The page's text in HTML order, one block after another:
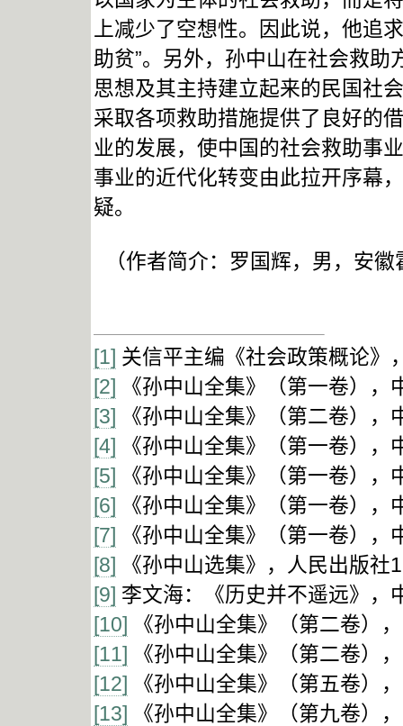
上减少了空想性。因此说，他追
助贫”。另外，孙中山在社会救
思想及其主持建立起来的民国社
采取各项救助措施提供了良好的
业的发展，使中国的社会救助事
事业的近代化转变由此拉开序幕
疑。
（作者简介：罗国辉，男，安
[1] 关信平主编《社会政策概论》
[2] 《孙中山全集》（第一卷）
[3] 《孙中山全集》（第二卷）
[4] 《孙中山全集》（第一卷）
[5] 《孙中山全集》（第一卷）
[6] 《孙中山全集》（第一卷）
[7] 《孙中山全集》（第一卷）
[8] 《孙中山选集》，人民出版社
[9] 李文海：《历史并不遥远》，
[10] 《孙中山全集》（第二卷）
[11] 《孙中山全集》（第二卷）
[12] 《孙中山全集》（第五卷）
[13] 《孙中山全集》（第九卷）